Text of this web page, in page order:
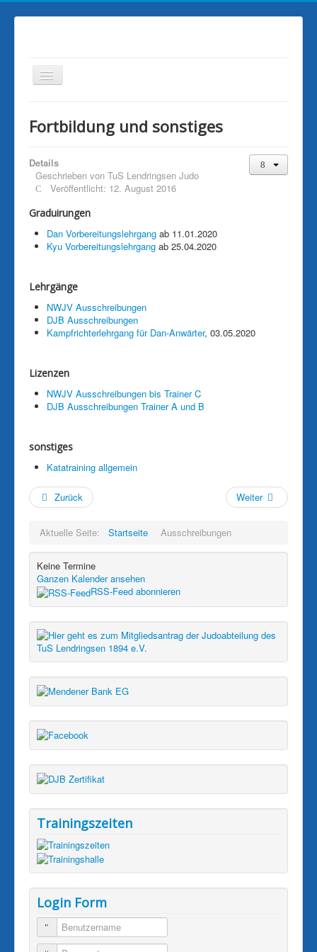
Vereinsinfo
Liga
Presse
Ausschreibungen
sonstiges
Mediathek
Impressum
Kontakt
Fortbildung und sonstiges
Details
Geschrieben von TuS Lendringsen Judo
Veröffentlicht: 12. August 2016
Graduirungen
Dan Vorbereitungslehrgang ab 11.01.2020
Kyu Vorbereitungslehrgang ab 25.04.2020
Lehrgänge
NWJV Ausschreibungen
DJB Ausschreibungen
Kampfrichterlehrgang für Dan-Anwärter, 03.05.2020
Lizenzen
NWJV Ausschreibungen bis Trainer C
DJB Ausschreibungen Trainer A und B
sonstiges
Katatraining allgemein
Zurück Weiter
Aktuelle Seite: Startseite Ausschreibungen
Keine Termine
Ganzen Kalender ansehen
RSS-Feed abonnieren
Trainingszeiten
Login Form
Benutzername